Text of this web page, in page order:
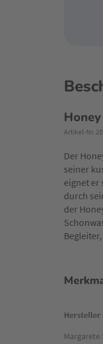
Artikel-Nr.
Der
seiner
eignet er
durch
der
Hersteller
Margarete